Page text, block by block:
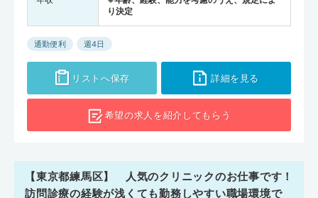
り決定
通勤便利 週4日
リストへ保存 詳細を見る
希望の求人を紹介してもらう
【東京都練馬区】 人気のクリニックのお仕事です！
訪問診療の経験が浅くても勤務しやすい職場環境で